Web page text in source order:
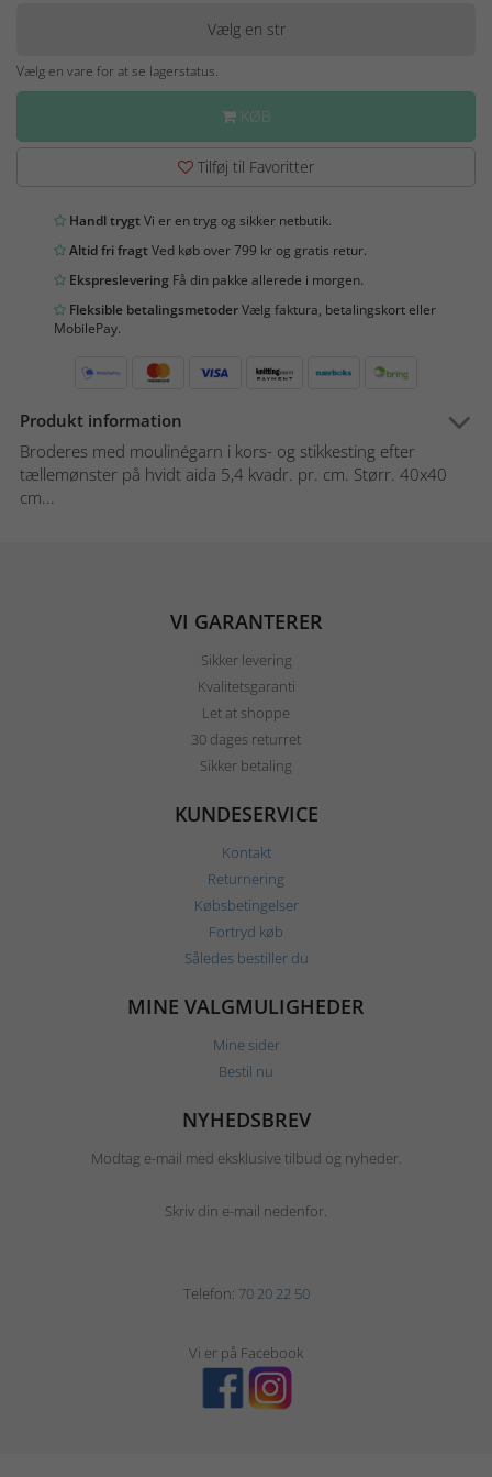
Vælg en str
Vælg en vare for at se lagerstatus.
KØB
Tilføj til Favoritter
Handl trygtVi er en tryg og sikker netbutik.
Altid fri fragtVed køb over 799 kr og gratis retur.
Ekspreslevering Få din pakke allerede i morgen.
Fleksible betalingsmetoderVælg faktura, betalingskort eller
MobilePay.
Produkt information
Broderes med moulinégarn i kors- og stikkesting efter
tællemønster på hvidt aida 5,4 kvadr. pr. cm. Størr. 40x40
cm...
VI GARANTERER
Sikker levering
Kvalitetsgaranti
Let at shoppe
30 dages returret
Sikker betaling
KUNDESERVICE
Kontakt
Returnering
Købsbetingelser
Fortryd køb
Således bestiller du
MINE VALGMULIGHEDER
Mine sider
Bestil nu
NYHEDSBREV
Modtag e-mail med eksklusive tilbud og nyheder.
Skriv din e-mail nedenfor.
Telefon: 70 20 22 50
Vi er på Facebook